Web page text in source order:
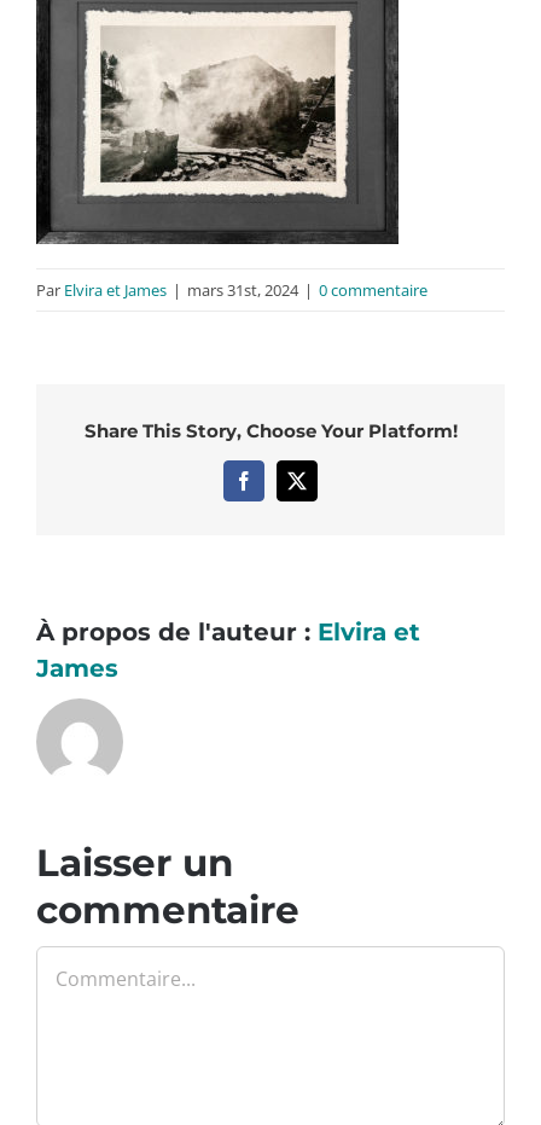
Par Elvira et James | mars 31st, 2024 | 0 commentaire
Share This Story, Choose Your Platform!
Facebook
X
À propos de l'auteur : Elvira et
James
Laisser un
commentaire